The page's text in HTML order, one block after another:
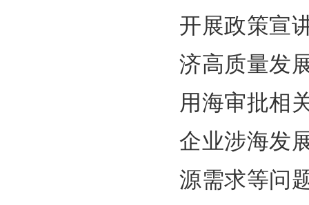
开展政策宣
济高质量发
用海审批相
企业涉海发
源需求等问